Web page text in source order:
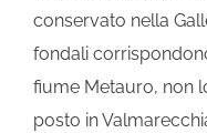
conservato nella
fondali
fiume Metauro, non
posto in